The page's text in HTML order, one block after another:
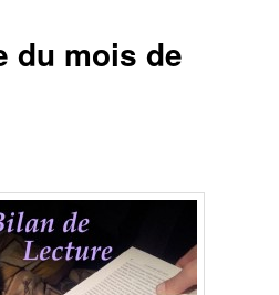
du mois de